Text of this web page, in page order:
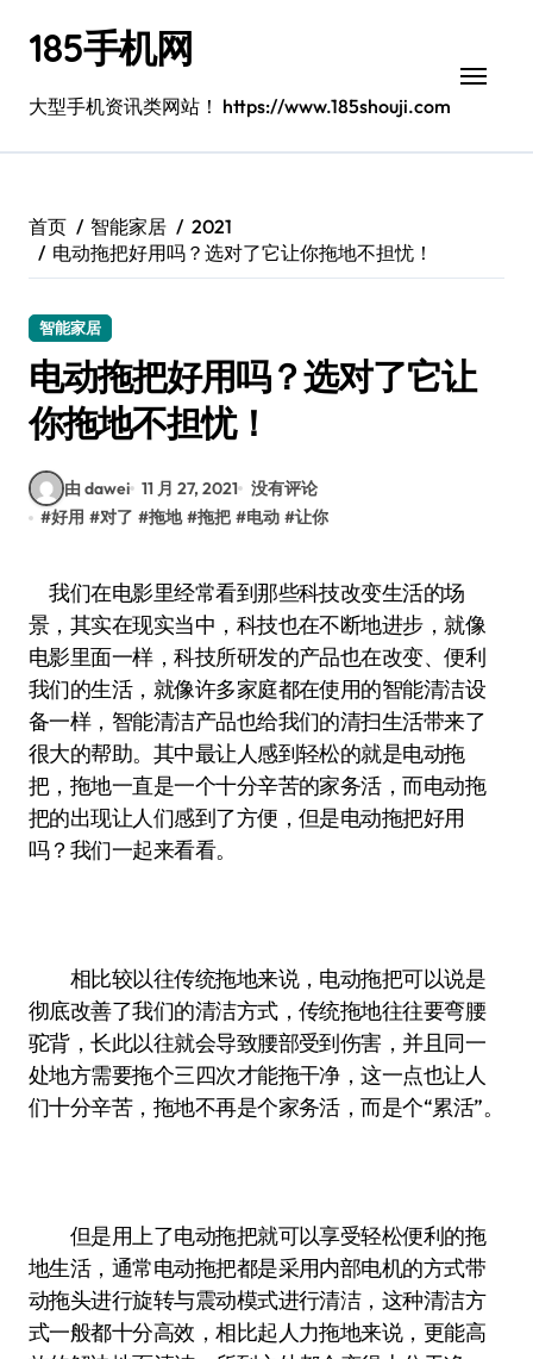
185手机网
大型手机资讯类网站！ https://www.185shouji.com
首页 智能家居
2021
电动拖把好用吗？选对了它让你拖地不担忧！
智能家居
电动拖把好用吗？选对了它让
你拖地不担忧！
由 dawei 11 月 27, 2021 没有评论
#好用 #对了 #拖地 #拖把 #电动 #让你
我们在电影里经常看到那些科技改变生活的场
景，其实在现实当中，科技也在不断地进步，就像
电影里面一样，科技所研发的产品也在改变、便利
我们的生活，就像许多家庭都在使用的智能清洁设
备一样，智能清洁产品也给我们的清扫生活带来了
很大的帮助。其中最让人感到轻松的就是电动拖
把，拖地一直是一个十分辛苦的家务活，而电动拖
把的出现让人们感到了方便，但是电动拖把好用
吗？我们一起来看看。
相比较以往传统拖地来说，电动拖把可以说是
彻底改善了我们的清洁方式，传统拖地往往要弯腰
驼背，长此以往就会导致腰部受到伤害，并且同一
处地方需要拖个三四次才能拖干净，这一点也让人
们十分辛苦，拖地不再是个家务活，而是个“累活”。
但是用上了电动拖把就可以享受轻松便利的拖
地生活，通常电动拖把都是采用内部电机的方式带
动拖头进行旋转与震动模式进行清洁，这种清洁方
式一般都十分高效，相比起人力拖地来说，更能高